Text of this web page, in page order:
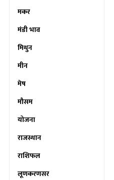
मकर
मंडी भाव
मिथुन
मीन
मेष
मौसम
योजना
राजस्थान
राशिफल
लूणकरणसर